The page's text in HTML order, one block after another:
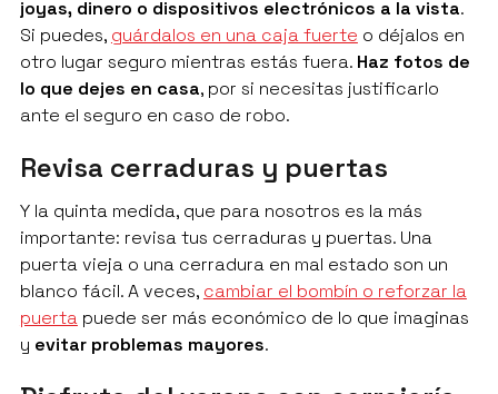
joyas, dinero o dispositivos electrónicos a la vista.
Si puedes, guárdalos en una caja fuerte o déjalos en
otro lugar seguro mientras estás fuera. Haz fotos de
lo que dejes en casa, por si necesitas justificarlo
ante el seguro en caso de robo.
Revisa cerraduras y puertas
Y la quinta medida, que para nosotros es la más
importante: revisa tus cerraduras y puertas. Una
puerta vieja o una cerradura en mal estado son un
blanco fácil. A veces, cambiar el bombín o reforzar la
puertapuede ser más económico de lo que imaginas
y evitar problemas mayores.